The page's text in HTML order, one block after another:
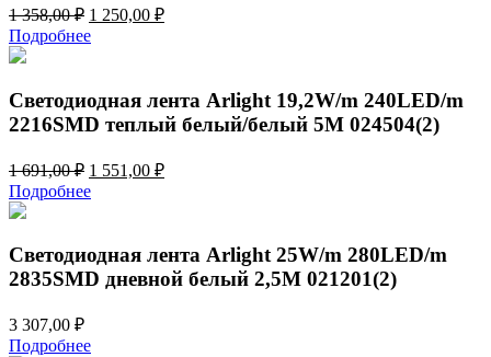
1 358,00₽ Первоначальная
цена
составляла
1 250,00 ₽Текущая
Подробнее
Светодиодная лента Arlight 19,2W/m 240LED/m
2216SMD теплый белый/белый 5M 024504(2)
1 691,00₽ Первоначальная
цена
составляла
691,00 ₽.
1 551,00 ₽Текущая
Подробнее
Светодиодная лента Arlight 25W/m 280LED/m
2835SMD дневной белый 2,5M 021201(2)
3 307,00 ₽
Подробнее